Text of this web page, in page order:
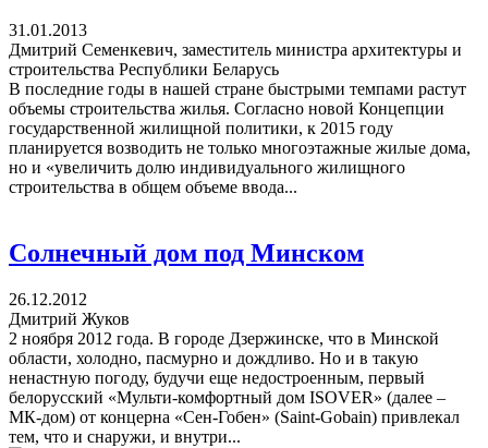
31.01.2013
Дмитрий Семенкевич, заместитель министра архитектуры и
строительства Республики Беларусь
В последние годы в нашей стране быстрыми темпами растут
объемы строительства жилья. Согласно новой Концепции
государственной жилищной политики, к 2015 году
планируется возводить не только многоэтажные жилые дома,
но и «увеличить долю индивидуального жилищного
строительства в общем объеме ввода...
Солнечный дом под Минском
26.12.2012
Дмитрий Жуков
2 ноября 2012 года. В городе Дзержинске, что в Минской
области, холодно, пасмурно и дождливо. Но и в такую
ненастную погоду, будучи еще недостроенным, первый
белорусский «Мульти-комфортный дом ISOVER» (далее –
МК-дом) от концерна «Сен-Гобен» (Saint-Gobain) привлекал
тем, что и снаружи, и внутри...